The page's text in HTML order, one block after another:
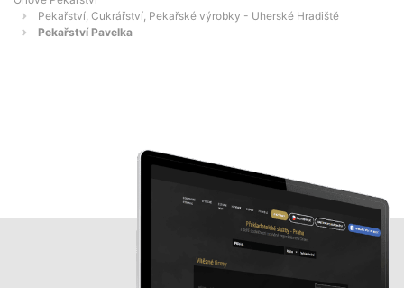
Pekařství, Cukrářství, Pekařské výrobky - Uherské Hradiště
Pekařství Pavelka